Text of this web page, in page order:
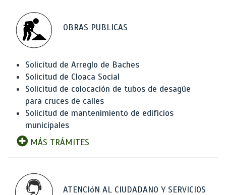
OBRAS PUBLICAS
Solicitud de Arreglo de Baches
Solicitud de Cloaca Social
Solicitud de colocación de tubos de desagüe
para cruces de calles
Solicitud de mantenimiento de edificios
municipales
MÁS TRÁMITES
ATENCIóN AL CIUDADANO Y SERVICIOS